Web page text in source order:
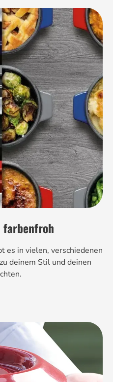
farbenfroh
es in vielen, verschiedenen
deinem Stil und deinen